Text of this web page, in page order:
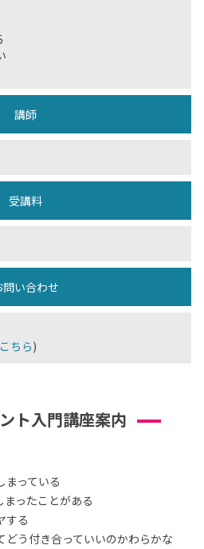
講師
受講料
問い合わせ
ちら)
ト入門講座案内
まっている
ったことがある
する
どう付き合っていいのかわらかな